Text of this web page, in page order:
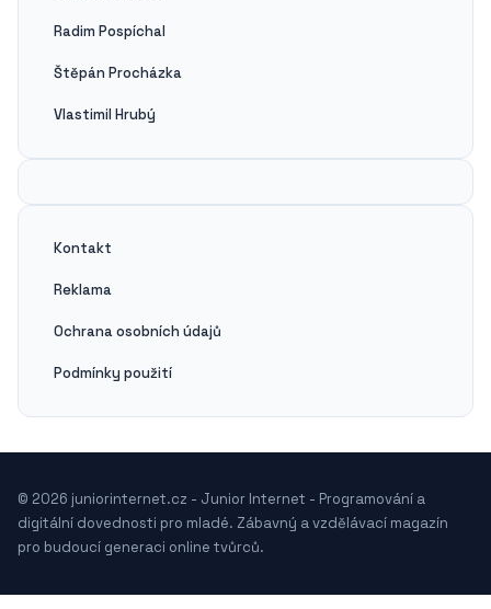
Radim Pospíchal
Štěpán Procházka
Vlastimil Hrubý
Kontakt
Reklama
Ochrana osobních údajů
Podmínky použití
© 2026 juniorinternet.cz - Junior Internet - Programování a
digitální dovednosti pro mladé. Zábavný a vzdělávací magazín
pro budoucí generaci online tvůrců.